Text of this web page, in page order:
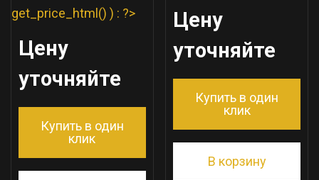
get_price_html() ) : ?>
Цену
уточняйте
Купить в один
клик
Цену
уточняйте
Купить в один
клик
В корзину